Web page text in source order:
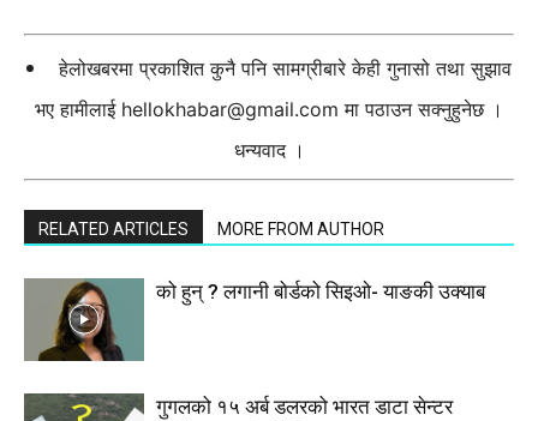
हेलोखबरमा प्रकाशित कुनै पनि सामग्रीबारे केही गुनासो तथा सुझाव
भए हामीलाई hellokhabar@gmail.com मा पठाउन सक्नुहुनेछ ।
धन्यवाद ।
RELATED ARTICLES MORE FROM AUTHOR
को हुन् ? लगानी बोर्डको सिइओ- याङकी उक्याब
गुगलको १५ अर्ब डलरको भारत डाटा सेन्टर